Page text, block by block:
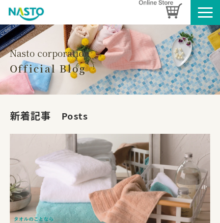
企業情報
製品情報
お知らせ
ブログ
SDGsへの取り組み
Nasto corporation
Official Blog
新着記事 Posts